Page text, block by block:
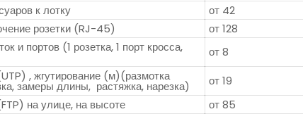
к лотку
от 42
розетки (RJ-45)
от 128
и портов (1 розетка, 1 порт кросса,
от 8
, жгутирование (м)(размотка
замеры длины, растяжка, нарезка)
от 19
на улице, на высоте
от 85